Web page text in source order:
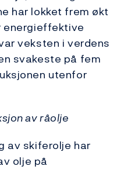
har lokket frem økt
energieffektive
veksten i verdens
svakeste på fem
utenfor
av råolje
av skiferolje har
olje på